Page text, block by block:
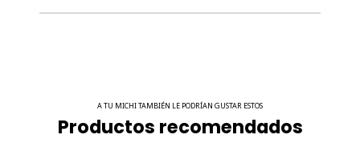
A TU MICHI TAMBIÉN LE PODRÍAN GUSTAR ESTOS
Productos recomendados